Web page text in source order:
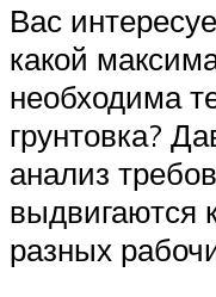
Вас
какой
необходима
грунтовка?
анализ
выдвигаются
разных